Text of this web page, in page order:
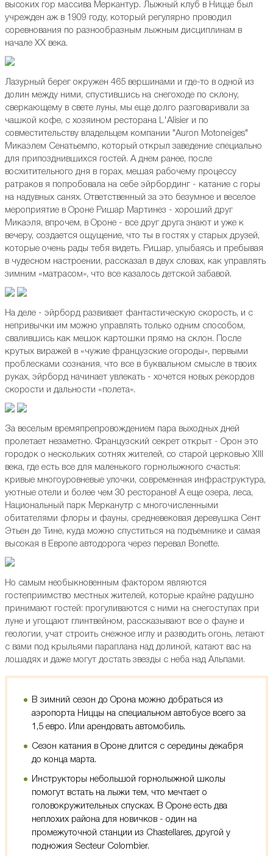
высоких гор массива Меркантур. Лыжный клуб в Ницце был
учрежден аж в 1909 году, который регулярно проводил
соревнования по разнообразным лыжным дисциплинам в
начале XX века.
Лазурный берег окружен 465 вершинами и где-то в одной из
долин между ними, спустившись на снегоходе по склону,
сверкающему в свете луны, мы еще долго разговаривали за
чашкой кофе, с хозяином ресторана L'Alisier и по
совместительству владельцем компании "Auron Motoneiges"
Микаэлем Сенатьемпо, который открыл заведение специально
для припозднившихся гостей. А днем ранее, после
восхитительного дня в горах, мешая рабочему процессу
ратраков я попробовала на себе эйрбординг - катание с горы
на надувных санях. Ответственный за это безумное и веселое
мероприятие в Ороне Ришар Мартинез - хороший друг
Микаэля, впрочем, в Ороне - все друг друга знают и уже к
вечеру, создается ощущение, что ты в гостях у старых друзей,
которые очень рады тебя видеть. Ришар, улыбаясь и пребывая
в чудесном настроении, рассказал в двух словах, как управлять
зимним «матрасом», что все казалось детской забавой.
На деле - эйрборд развивает фантастическую скорость, и с
непривычки им можно управлять только одним способом,
свалившись как мешок картошки прямо на склон. После
крутых виражей в «чужие французские огороды», первыми
проблесками сознания, что все в буквальном смысле в твоих
руках, эйрборд начинает увлекать - хочется новых рекордов
скорости и дальности «полета».
За веселым времяпрепровождением пара выходных дней
пролетает незаметно. Французский секрет открыт - Орон это
городок о нескольких сотнях жителей, со старой церковью XIII
века, где есть все для маленького горнолыжного счастья:
кривые многоуровневые улочки, современная инфраструктура,
уютные отели и более чем 30 ресторанов! А еще озера, леса,
Национальный парк Мерканутр с многочисленными
обитателями флоры и фауны, средневековая деревушка Сент
Этьен де Тине, куда можно спуститься на подъемнике и самая
высокая в Европе автодорога через перевал Bonette.
Но самым необыкновенным фактором являются
гостеприимство местных жителей, которые крайне радушно
принимают гостей: прогуливаются с ними на снегоступах при
луне и угощают глинтвейном, рассказывают все о фауне и
геологии, учат строить снежное иглу и разводить огонь, летают
с вами под крыльями параплана над долиной, катают вас на
лошадях и даже могут достать звезды с неба над Альпами.
В зимний сезон до Орона можно добраться из
аэропорта Ниццы на специальном автобусе всего за
1,5 евро. Или арендовать автомобиль.
Сезон катания в Ороне длится с середины декабря
до конца марта.
Инструкторы небольшой горнолыжной школы
помогут встать на лыжи тем, что мечтает о
головокружительных спусках. В Ороне есть два
неплохих района для новичков - один на
промежуточной станции из Chastellares, другой у
подножия Secteur Colombier.